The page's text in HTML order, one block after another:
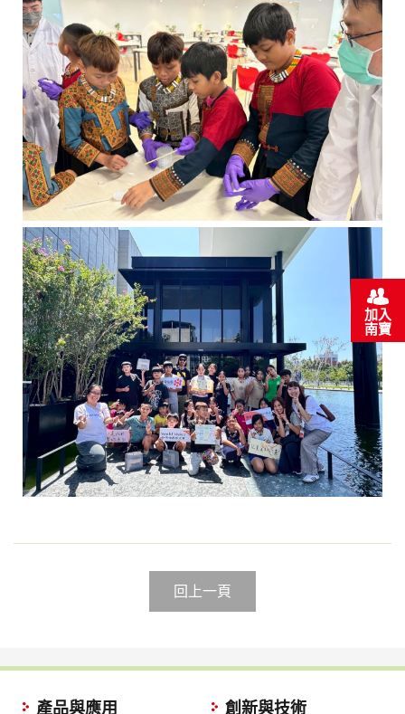
回上一頁
產品與應用 創新與技術
加入
南寶